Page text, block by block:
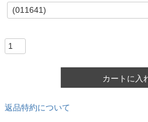
(
必
カートに入
返品特約について